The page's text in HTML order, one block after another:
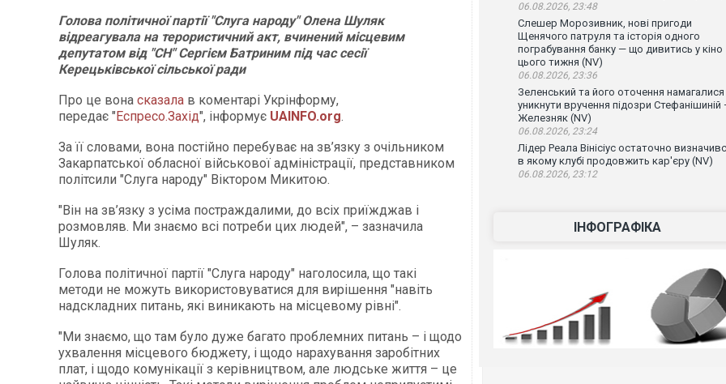
Голова політичної партії "Слуга народу" Олена Шуляк
відреагувала на терористичний акт, вчинений місцевим
депутатом від "СН" Сергієм Батриним під час сесії
Керецьківської сільської ради
Про це вона сказала в коментарі Укрінформу,
передає "Еспресо.Захід", інформує UAINFO.org.
За її словами, вона постійно перебуває на зв’язку з очільником
Закарпатської обласної військової адміністрації, представником
політсили "Слуга народу" Віктором Микитою.
"Він на зв’язку з усіма постраждалими, до всіх приїжджав і
розмовляв. Ми знаємо всі потреби цих людей", – зазначила
Шуляк.
Голова політичної партії "Слуга народу" наголосила, що такі
методи не можуть використовуватися для вирішення "навіть
надскладних питань, які виникають на місцевому рівні".
"Ми знаємо, що там було дуже багато проблемних питань – і щодо
ухвалення місцевого бюджету, і щодо нарахування заробітних
плат, і щодо комунікації з керівництвом, але людське життя – це
06.08.2026, 23:48
Слешер Морозивник, нові пригоди
Щенячого патруля та історія одного
пограбування банку — що дивитись у кіно
цього тижня (NV)
06.08.2026, 23:36
Зеленський та його оточення намагалися
уникнути вручення підозри Стефанішиній
Железняк (NV)
06.08.2026, 23:24
Лідер Реала Вінісіус остаточно
в якому клубі продовжить кар'єру (NV)
06.08.2026, 23:12
ІНФОГРАФІКА